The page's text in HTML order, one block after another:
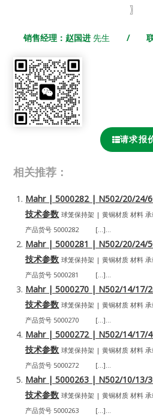
〗
销售经理：赵国进 先生 / 联系
请求报
相关推荐：
Mahr | 5000282 | N502/20/24/
技术参数 球笼保持架 | 黄铜材质 材料
产品货号 5000282 […]...
Mahr | 5000281 | N502/20/24/
技术参数 球笼保持架 | 黄铜材质 材料
产品货号 5000281 […]...
Mahr | 5000270 | N502/14/17/
技术参数 球笼保持架 | 黄铜材质 材料
产品货号 5000270 […]...
Mahr | 5000272 | N502/14/17/
技术参数 球笼保持架 | 黄铜材质 材料
产品货号 5000272 […]...
Mahr | 5000263 | N502/10/13/
技术参数 球笼保持架 | 黄铜材质 材料
产品货号 5000263 […]...